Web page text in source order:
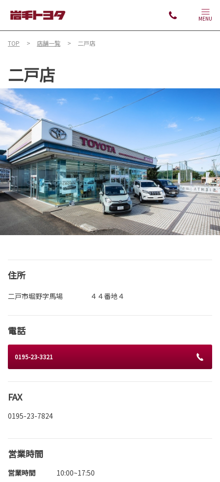
MENU
TOP 店舗一覧 二戸店
二戸店
住所
二戸市堀野字馬場 ４４番地４
電話
0195-23-3321
FAX
0195-23-7824
営業時間
営業時間
10:00~17:50